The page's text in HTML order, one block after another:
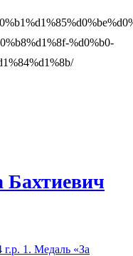
%d0%b0-
1. Медаль «За